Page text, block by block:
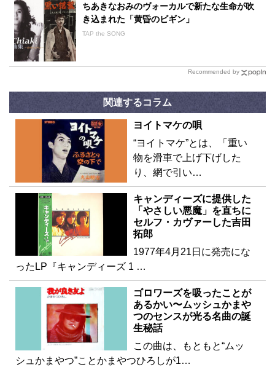
ちあきなおみのヴォーカルで新たな生命が吹
き込まれた「黄昏のビギン」
TAP the SONG
Recommended by
関連するコラム
ヨイトマケの唄
“ヨイトマケ”とは、「重い
物を滑車で上げ下げした
り、網で引い…
キャンディーズに提供した
「やさしい悪魔」を直ちに
セルフ・カヴァーした吉田
拓郎
1977年4月21日に発売にな
ったLP『キャンディーズ 1 …
ゴロワーズを吸ったことが
あるかい〜ムッシュかまや
つのセンスが光る名曲の誕
生秘話
この曲は、もともと“ムッ
シュかまやつ”ことかまやつひろしが1…